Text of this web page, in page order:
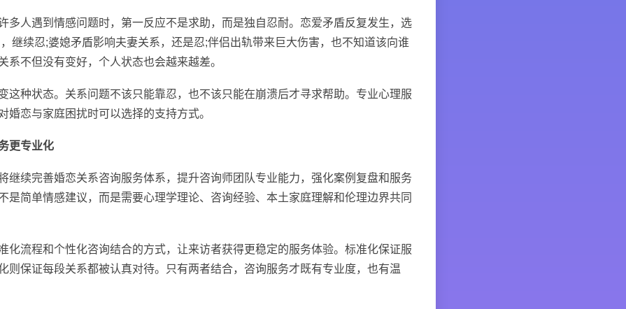
人遇到情感问题时，第一反应不是求助，而是独自忍耐。恋爱矛盾反复发生，选
继续忍;婆媳矛盾影响夫妻关系，还是忍;伴侣出轨带来巨大伤害，也不知道该向谁
系不但没有变好，个人状态也会越来越差。
种状态。关系问题不该只能靠忍，也不该只能在崩溃后才寻求帮助。专业心理服
婚恋与家庭困扰时可以选择的支持方式。
更专业化
续完善婚恋关系咨询服务体系，提升咨询师团队专业能力，强化案例复盘和服务
是简单情感建议，而是需要心理学理论、咨询经验、本土家庭理解和伦理边界共同
流程和个性化咨询结合的方式，让来访者获得更稳定的服务体验。标准化保证服
则保证每段关系都被认真对待。只有两者结合，咨询服务才既有专业度，也有温